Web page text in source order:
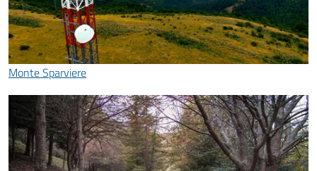
Monte Sparviere